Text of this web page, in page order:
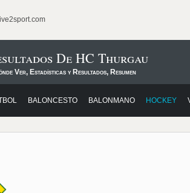
De HC Thurgau
Ver, Estadísticas y Resultados, Resumen
BALONCESTO BALONMANO HOCKEY